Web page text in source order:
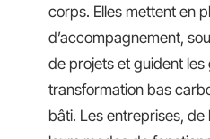
corps. Elles mettent en
d’accompagnement,
de projets et guident les
transformation bas
bâti. Les entreprises,